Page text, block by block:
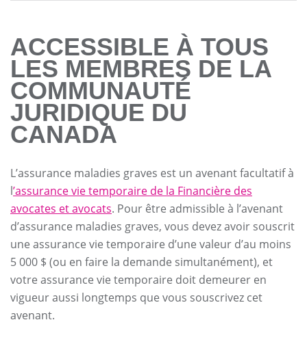
ACCESSIBLE À TOUS
LES MEMBRES DE LA
COMMUNAUTÉ
JURIDIQUE DU
CANADA
L’assurance maladies graves est un avenant facultatif à
l’assurance vie temporaire de la Financière des
avocates et avocats. Pour être admissible à l’avenant
d’assurance maladies graves, vous devez avoir souscrit
une assurance vie temporaire d’une valeur d’au moins
5 000 $ (ou en faire la demande simultanément), et
votre assurance vie temporaire doit demeurer en
vigueur aussi longtemps que vous souscrivez cet
avenant.